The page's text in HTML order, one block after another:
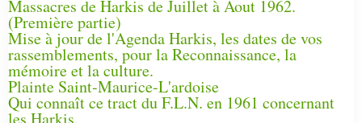
Massacres de Harkis de Juillet à Aout 1962.
(Première partie)
Mise à jour de l'Agenda Harkis, les dates de vos
rassemblements, pour la Reconnaissance, la
mémoire et la culture.
Plainte Saint-Maurice-L'ardoise
Qui connaît ce tract du F.L.N. en 1961 concernant